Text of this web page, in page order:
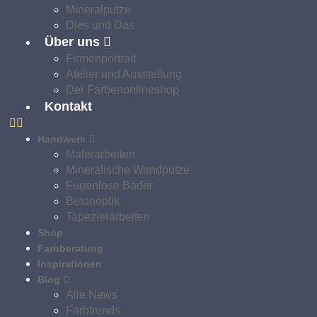
Mineralputze
Dies und Das
Über uns
Firmenportrait
Atelier und Ausstellung
Der Farbenonlineshop
Kontakt
Handwerk
Malerarbeiten
Mineralische Wandputze
Fugenlose Bäder
Betonoptik
Tapezierarbeiten
Shop
Farbberatung
Inspirationen
Blog
Alle News
Farbtrends